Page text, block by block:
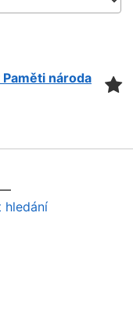
národa
hledání